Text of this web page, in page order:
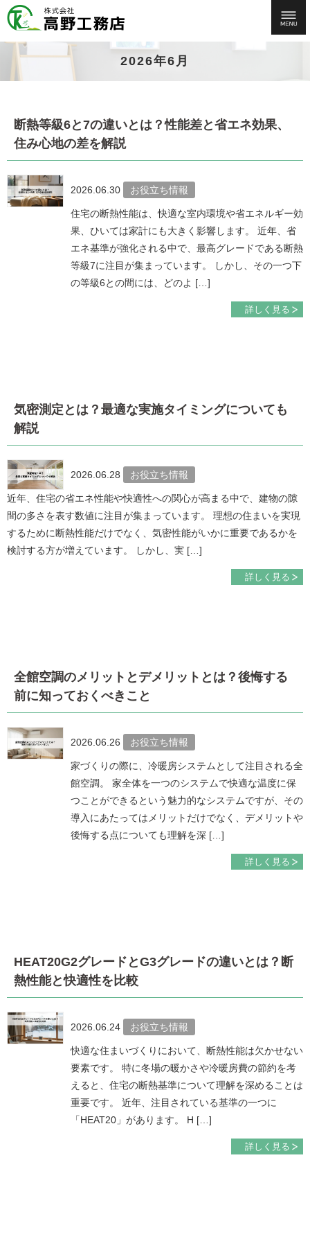
2026年6月
断熱等級6と7の違いとは？性能差と省エネ効果、
住み心地の差を解説
2026.06.30 お役立ち情報
住宅の断熱性能は、快適な室内環境や省エネルギー効
果、ひいては家計にも大きく影響します。 近年、省
エネ基準が強化される中で、最高グレードである断熱
等級7に注目が集まっています。 しかし、その一つ下
の等級6との間には、どのよ […]
詳しく見る
気密測定とは？最適な実施タイミングについても
解説
2026.06.28 お役立ち情報
近年、住宅の省エネ性能や快適性への関心が高まる中で、建物の隙
間の多さを表す数値に注目が集まっています。 理想の住まいを実現
するために断熱性能だけでなく、気密性能がいかに重要であるかを
検討する方が増えています。 しかし、実 […]
詳しく見る
全館空調のメリットとデメリットとは？後悔する
前に知っておくべきこと
2026.06.26 お役立ち情報
家づくりの際に、冷暖房システムとして注目される全
館空調。 家全体を一つのシステムで快適な温度に保
つことができるという魅力的なシステムですが、その
導入にあたってはメリットだけでなく、デメリットや
後悔する点についても理解を深 […]
詳しく見る
HEAT20G2グレードとG3グレードの違いとは？断
熱性能と快適性を比較
2026.06.24 お役立ち情報
快適な住まいづくりにおいて、断熱性能は欠かせない
要素です。 特に冬場の暖かさや冷暖房費の節約を考
えると、住宅の断熱基準について理解を深めることは
重要です。 近年、注目されている基準の一つに
「HEAT20」があります。 H […]
詳しく見る